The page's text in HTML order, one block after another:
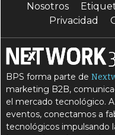
IoT M
V vehículo
Nosotros
Privacidad
BPS forma parte de
marketing B2B,
el mercado tecnológico.
eventos, conectamos a
tecnológicos impulsando